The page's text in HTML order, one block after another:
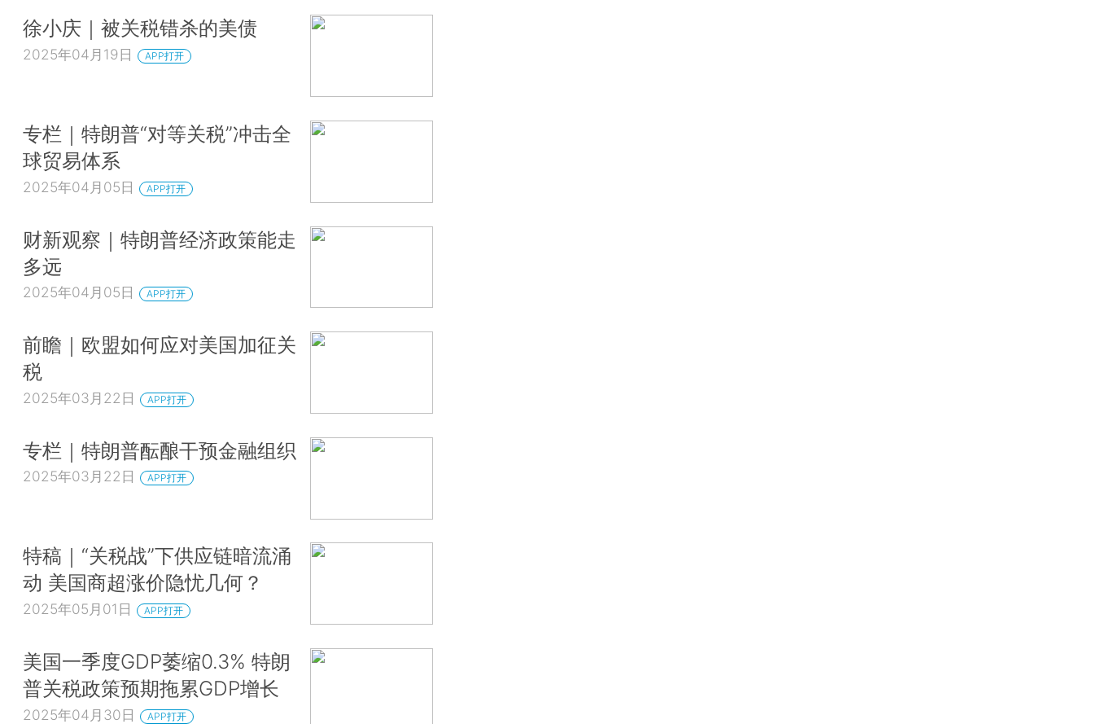
徐小庆｜被关税错杀的美债
2025年04月19日 APP打开
专栏｜特朗普“对等关税”冲击全
球贸易体系
2025年04月05日 APP打开
财新观察｜特朗普经济政策能走
多远
2025年04月05日 APP打开
前瞻｜欧盟如何应对美国加征关
税
2025年03月22日 APP打开
专栏｜特朗普酝酿干预金融组织
2025年03月22日 APP打开
特稿｜“关税战”下供应链暗流涌
动 美国商超涨价隐忧几何？
2025年05月01日 APP打开
美国一季度GDP萎缩0.3% 特朗
普关税政策预期拖累GDP增长
2025年04月30日 APP打开